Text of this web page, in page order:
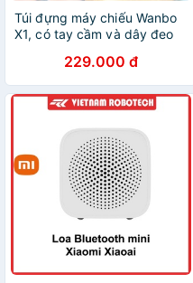
Túi đựng máy chiếu Wanbo
X1, có tay cầm và dây đeo
229.000 đ